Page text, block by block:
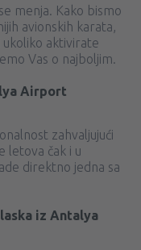
menja. Kako bismo
avionskih karata,
aktivirate
Vas o najboljim.
Airport
zahvaljujući
letova čak i u
direktno jedna sa
iz Antalya